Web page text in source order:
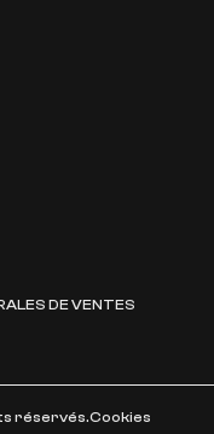
DE VENTES
réservés.Cookies